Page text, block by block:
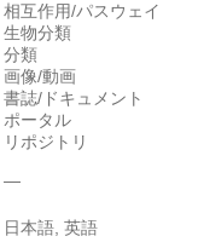
相互作用/パスウェイ
生物分類
分類
画像/動画
書誌/ドキュメント
ポータル
リポジトリ
―
日本語, 英語